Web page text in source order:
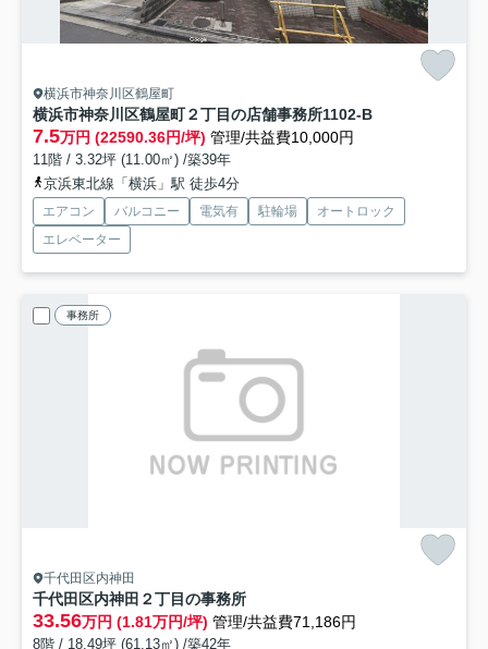
横浜市神奈川区鶴屋町
横浜市神奈川区鶴屋町２丁目の店舗事務所1102-B
7.5万円 (22590.36円/坪) 管理/共益費10,000円
11階 / 3.32坪 (11.00㎡) /築39年
京浜東北線「横浜」駅 徒歩4分
エアコン バルコニー 電気有 駐輪場
オートロック
エレベーター
事務所
千代田区内神田
千代田区内神田２丁目の事務所
33.56万円 (1.81万円/坪) 管理/共益費71,186円
8階 / 18.49坪 (61.13㎡) /築42年